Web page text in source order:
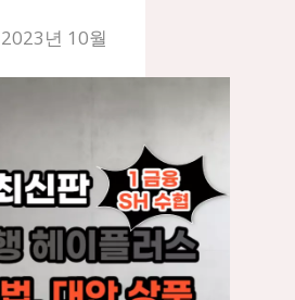
2023년 10월